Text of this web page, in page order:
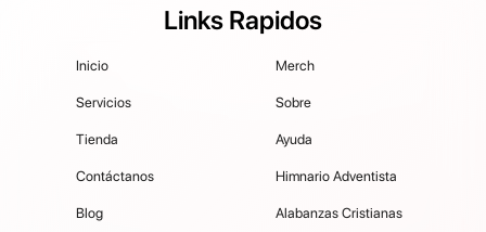
Links Rapidos
Inicio
Servicios
Tienda
Contáctanos
Blog
Merch
Sobre
Ayuda
Himnario Adventista
Alabanzas Cristianas